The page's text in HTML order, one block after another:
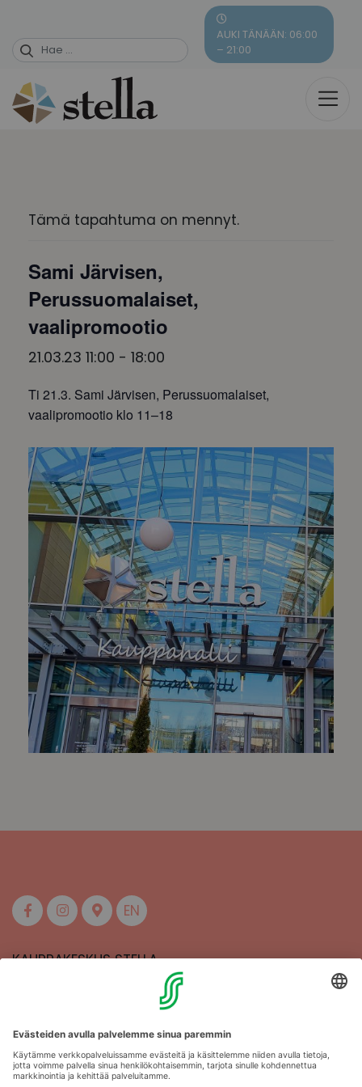
content
AUKI TÄNÄÄN: 06:00
– 21:00
Tämä tapahtuma on mennyt.
Sami Järvisen,
Perussuomalaiset,
vaalipromootio
21.03.23 11:00 - 18:00
Ti 21.3. Sami Järvisen, Perussuomalaiset,
vaalipromootio klo 11–18
EN
KAUPPAKESKUS STELLA
Aukioloajat
Anna palautetta